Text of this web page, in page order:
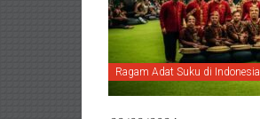
Ragam Adat Suku di Indonesia